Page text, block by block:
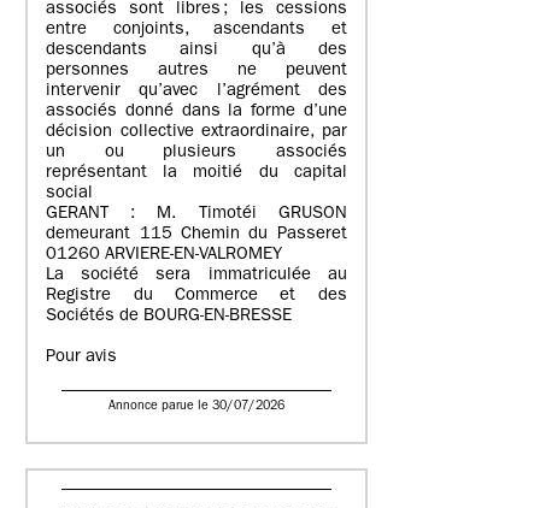
associés sont libres ; les cessions
entre conjoints, ascendants et
descendants ainsi qu’à des
personnes autres ne peuvent
intervenir qu’avec l’agrément des
associés donné dans la forme d’une
décision collective extraordinaire, par
un ou plusieurs associés
représentant la moitié du capital
social
GERANT : M. Timotéi GRUSON
demeurant 115 Chemin du Passeret
01260 ARVIERE-EN-VALROMEY
La société sera immatriculée au
Registre du Commerce et des
Sociétés de BOURG-EN-BRESSE
Pour avis
Annonce parue le 30/07/2026